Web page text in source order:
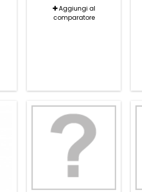
Aggiungi al
comparatore